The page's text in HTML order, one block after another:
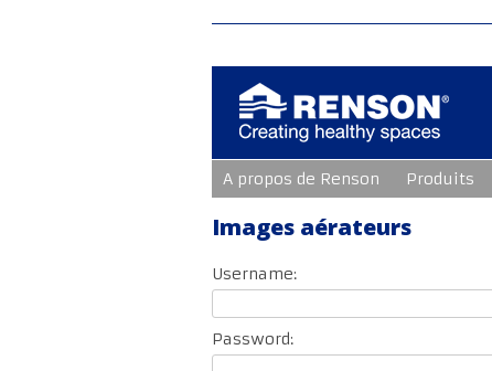
au
contenu
principal
A propos de Renson Produits
Images aérateurs
Username:
Password: